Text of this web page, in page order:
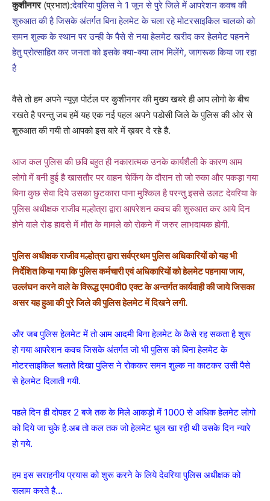
कुशीनगर(प्रभात):देवरिया पुलिस ने 1 जून से पुरे जिले में आपरेशन कवच की
शुरुआत की है जिसके अंतर्गत बिना हेलमेट के चला रहे मोटरसाइकिल चालको को
समन शुल्क के स्थान पर उन्ही के पैसे से नया हेलमेट खरीद कर हेलमेट पहनने
हेतु प्रोत्साहित कर जनता को इसके क्या-क्या लाभ मिलेंगे, जागरूक किया जा रहा
है
वैसे तो हम अपने न्यूज़ पोर्टल पर कुशीनगर की मुख्य खबरे ही आप लोगो के बीच
रखते है परन्तु जब हमें यह एक नई पहल अपने पडोसी जिले के पुलिस की ओर से
शुरुआत की गयी तो आपको इस बारे में ख़बर दे रहे है.
आज कल पुलिस की छवि बहुत ही नकारात्मक उनके कार्यशैली के कारण आम
लोगो में बनी हुई है खासतौर पर वाहन चेकिंग के दौरान तो जो रुका और पकड़ा गया
बिना कुछ सेवा दिये उसका छुटकारा पाना मुश्किल है परन्तु इससे उलट देवरिया के
पुलिस अधीक्षक राजीव मल्होत्रा द्वारा आपरेशन कवच की शुरुआत कर आये दिन
होने वाले रोड हादसे में मौत के मामले को रोकने में जरुर लाभदायक होगी.
पुलिस अधीक्षक राजीव मल्होत्रा द्वारा सर्वप्रथम पुलिस अधिकारियों को यह भी
निर्देशित किया गया कि पुलिस कर्मचारी एवं अधिकारियों को हेलमेट पहनाया जाय,
उल्लंघन करने वाले के विरूद्ध एम0वी0 एक्ट के अन्तर्गत कार्यवाही की जाये जिसका
असर यह हुआ की पुरे जिले की पुलिस हेलमेट में दिखने लगी.
और जब पुलिस हेलमेट में तो आम आदमी बिना हेलमेट के कैसे रह सकता है शुरू
हो गया आपरेशन कवच जिसके अंतर्गत जो भी पुलिस को बिना हेलमेट के
मोटरसाइकिल चलाते दिखा पुलिस ने रोककर समन शुल्क ना काटकर उसी पैसे
से हेलमेट दिलाती गयी.
पहले दिन ही दोपहर 2 बजे तक के मिले आकड़ो में 1000 से अधिक हेलमेट लोगो
को दिये जा चुके है.अब तो कल तक जो हेलमेट धुल खा रही थी उसके दिन न्यारे
हो गये.
हम इस सराहनीय प्रयास को शुरू करने के लिये देवरिया पुलिस अधीक्षक को
सलाम करते है…